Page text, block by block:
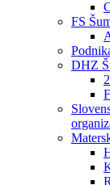
FS
DHZ